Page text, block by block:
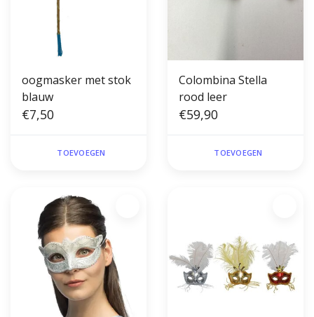
oogmasker met stok
blauw
€7,50
TOEVOEGEN
Colombina Stella
rood leer
€59,90
TOEVOEGEN